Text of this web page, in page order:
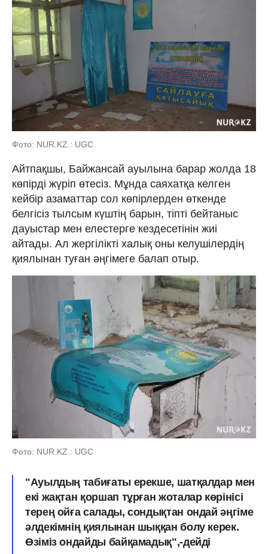
Фото: NUR.KZ.: UGC
Айтпақшы, Байжансай ауылына барар жолда 18
көпірді жүріп өтесіз. Мұнда саяхатқа келген
кейбір азаматтар сол көпірлерден өткенде
белгісіз тылсым күштің барын, тіпті бейтаныс
дауыстар мен елестерге кездесетінін жиі
айтады. Ал жергілікті халық оны келушілердің
қиялынан туған әңгімеге балап отыр.
Фото: NUR.KZ.: UGC
"Ауылдың табиғаты ерекше, шатқалдар мен
екі жақтан қоршап тұрған жоталар көрінісі
терең ойға салады, сондықтан ондай әңгіме
әлдекімнің қиялынан шыққан болу керек.
Өзіміз ондайды байқамадық",-дейді